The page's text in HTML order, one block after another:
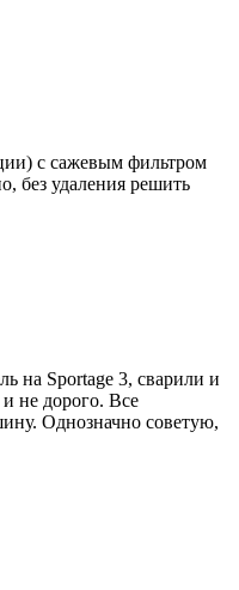
с сажевым фильтром
без удаления решить
на Sportage 3, сварили и
не дорого. Все
Однозначно советую,